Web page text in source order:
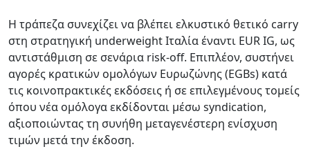
Η τράπεζα συνεχίζει να βλέπει ελκυστικό θετικό carry
στη στρατηγική underweight Ιταλία έναντι EUR IG, ως
αντιστάθμιση σε σενάρια risk-off. Επιπλέον, συστήνει
αγορές κρατικών ομολόγων Ευρωζώνης (EGBs) κατά
τις κοινοπρακτικές εκδόσεις ή σε επιλεγμένους τομείς
όπου νέα ομόλογα εκδίδονται μέσω syndication,
αξιοποιώντας τη συνήθη μεταγενέστερη ενίσχυση
τιμών μετά την έκδοση.